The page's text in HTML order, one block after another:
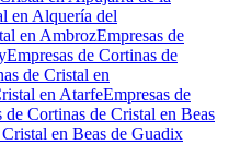
en Alquería del
en AmbrozEmpresas de
Empresas de Cortinas de
de Cristal en
en AtarfeEmpresas de
de Cortinas de Cristal en Beas
en Beas de Guadix